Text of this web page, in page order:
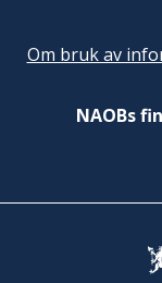
Om bruk av
NAOBs